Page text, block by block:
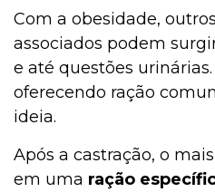
Com a obesidade,
associados podem
e até questões
oferecendo ração
ideia.
Após a castração, o
em uma ração